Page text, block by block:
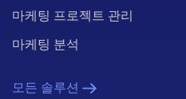
마케팅 프로젝트 관리
마케팅 분석
모든 솔루션